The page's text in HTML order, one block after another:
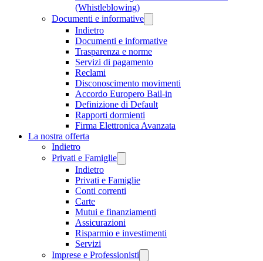
(Whistleblowing)
Documenti e informative
Indietro
Documenti e informative
Trasparenza e norme
Servizi di pagamento
Reclami
Disconoscimento movimenti
Accordo Europero Bail-in
Definizione di Default
Rapporti dormienti
Firma Elettronica Avanzata
La nostra offerta
Indietro
Privati e Famiglie
Indietro
Privati e Famiglie
Conti correnti
Carte
Mutui e finanziamenti
Assicurazioni
Risparmio e investimenti
Servizi
Imprese e Professionisti